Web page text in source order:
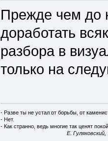
Прежде чем до
доработать
разбора в
только на
- Разве ты не устал от борьбы, от
- Нет.
- Как странно, ведь многие так ценят
E.